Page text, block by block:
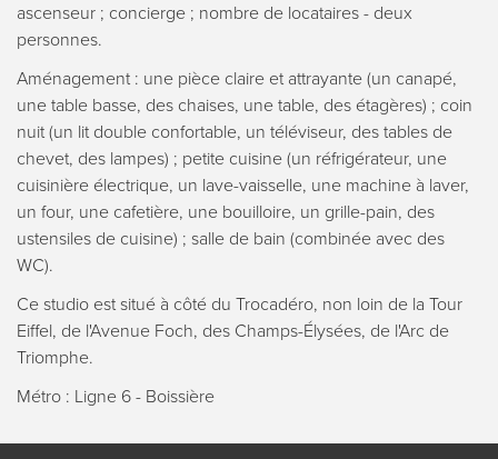
ascenseur ; concierge ; nombre de locataires - deux
personnes.
Aménagement : une pièce claire et attrayante (un canapé,
une table basse, des chaises, une table, des étagères) ; coin
nuit (un lit double confortable, un téléviseur, des tables de
chevet, des lampes) ; petite cuisine (un réfrigérateur, une
cuisinière électrique, un lave-vaisselle, une machine à laver,
un four, une cafetière, une bouilloire, un grille-pain, des
ustensiles de cuisine) ; salle de bain (combinée avec des
WC).
Ce studio est situé à côté du Trocadéro, non loin de la Tour
Eiffel, de l'Avenue Foch, des Champs-Élysées, de l'Arc de
Triomphe.
Métro : Ligne 6 - Boissière